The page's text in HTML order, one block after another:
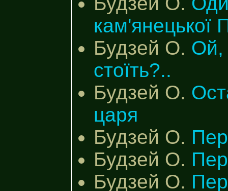
кам'янецької
Будзей О. Ой,
стоїть?..
Будзей О.
царя
Будзей О.
Будзей О.
Будзей О.